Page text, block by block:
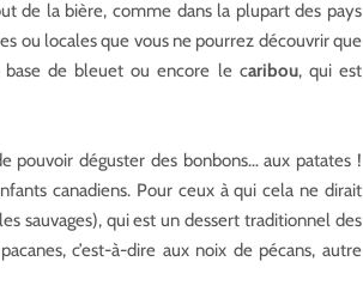
de la bière, comme dans la plupart des pays
ou locales que vous ne pourrez découvrir que
base de bleuet ou encore le caribou, qui est
pouvoir déguster des bonbons… aux patates !
canadiens. Pour ceux à qui cela ne dirait
sauvages), qui est un dessert traditionnel des
c’est-à-dire aux noix de pécans, autre